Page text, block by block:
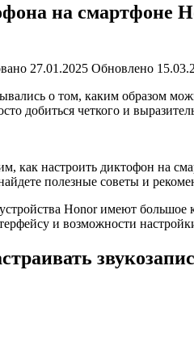
на смартфоне
27.01.2025 Обновлено
о том, каким образом
добиться четкого и
как настроить диктофон на
полезные советы и
Honor имеют
и возможности